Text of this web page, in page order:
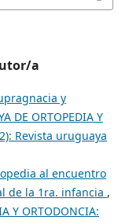
a
y
DE ORTOPEDIA Y
Revista uruguaya
al encuentro
de la 1ra. infancia ,
Y ORTODONCIA: